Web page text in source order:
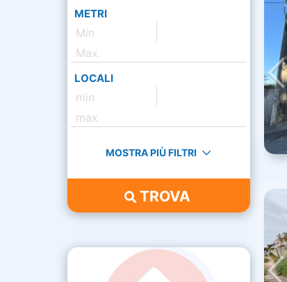
METRI
LOCALI
MOSTRA PIÙ FILTRI
TROVA